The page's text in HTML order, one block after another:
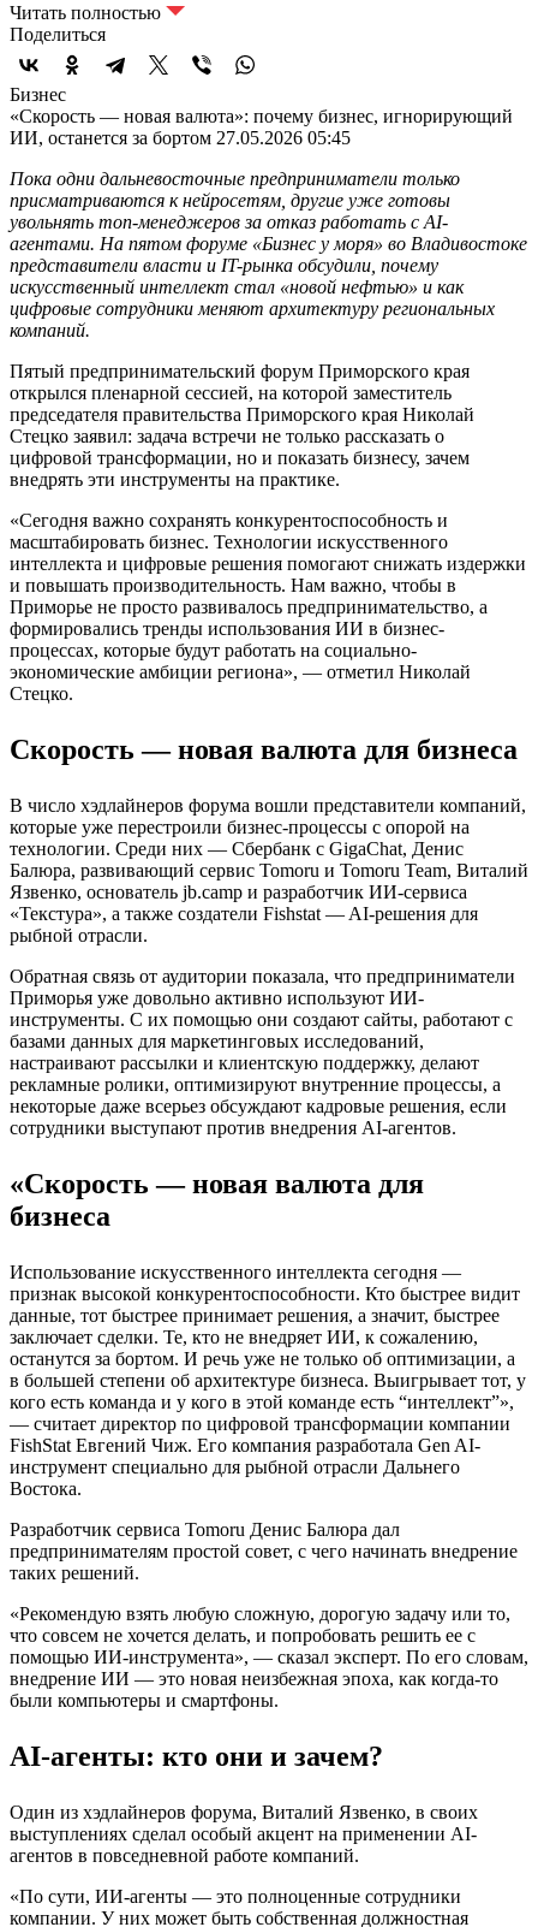
Читать полностью
Поделиться
Бизнес
«Скорость — новая валюта»: почему бизнес, игнорирующий
ИИ, останется за бортом 27.05.2026 05:45
Пока одни дальневосточные предприниматели только
присматриваются к нейросетям, другие уже готовы
увольнять топ-менеджеров за отказ работать с AI-
агентами. На пятом форуме «Бизнес у моря» во Владивостоке
представители власти и IT-рынка обсудили, почему
искусственный интеллект стал «новой нефтью» и как
цифровые сотрудники меняют архитектуру региональных
компаний.
Пятый предпринимательский форум Приморского края
открылся пленарной сессией, на которой заместитель
председателя правительства Приморского края Николай
Стецко заявил: задача встречи не только рассказать о
цифровой трансформации, но и показать бизнесу, зачем
внедрять эти инструменты на практике.
«Сегодня важно сохранять конкурентоспособность и
масштабировать бизнес. Технологии искусственного
интеллекта и цифровые решения помогают снижать издержки
и повышать производительность. Нам важно, чтобы в
Приморье не просто развивалось предпринимательство, а
формировались тренды использования ИИ в бизнес-
процессах, которые будут работать на социально-
экономические амбиции региона», — отметил Николай
Стецко.
Скорость — новая валюта для бизнеса
В число хэдлайнеров форума вошли представители компаний,
которые уже перестроили бизнес-процессы с опорой на
технологии. Среди них — Сбербанк с GigaChat, Денис
Балюра, развивающий сервис Tomoru и Tomoru Team, Виталий
Язвенко, основатель jb.camp и разработчик ИИ-сервиса
«Текстура», а также создатели Fishstat — AI-решения для
рыбной отрасли.
Обратная связь от аудитории показала, что предприниматели
Приморья уже довольно активно используют ИИ-
инструменты. С их помощью они создают сайты, работают с
базами данных для маркетинговых исследований,
настраивают рассылки и клиентскую поддержку, делают
рекламные ролики, оптимизируют внутренние процессы, а
некоторые даже всерьез обсуждают кадровые решения, если
сотрудники выступают против внедрения AI-агентов.
«Скорость — новая валюта для
бизнеса
Использование искусственного интеллекта сегодня —
признак высокой конкурентоспособности. Кто быстрее видит
данные, тот быстрее принимает решения, а значит, быстрее
заключает сделки. Те, кто не внедряет ИИ, к сожалению,
останутся за бортом. И речь уже не только об оптимизации, а
в большей степени об архитектуре бизнеса. Выигрывает тот, у
кого есть команда и у кого в этой команде есть “интеллект”»,
— считает директор по цифровой трансформации компании
FishStat Евгений Чиж. Его компания разработала Gen AI-
инструмент специально для рыбной отрасли Дальнего
Востока.
Разработчик сервиса Tomoru Денис Балюра дал
предпринимателям простой совет, с чего начинать внедрение
таких решений.
«Рекомендую взять любую сложную, дорогую задачу или то,
что совсем не хочется делать, и попробовать решить ее с
помощью ИИ-инструмента», — сказал эксперт. По его словам,
внедрение ИИ — это новая неизбежная эпоха, как когда-то
были компьютеры и смартфоны.
AI-агенты: кто они и зачем?
Один из хэдлайнеров форума, Виталий Язвенко, в своих
выступлениях сделал особый акцент на применении AI-
агентов в повседневной работе компаний.
«По сути, ИИ-агенты — это полноценные сотрудники
компании. У них может быть собственная должностная